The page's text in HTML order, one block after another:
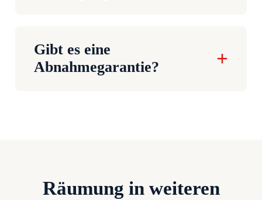
Gibt es eine
Abnahmegarantie?
Räumung in weiteren